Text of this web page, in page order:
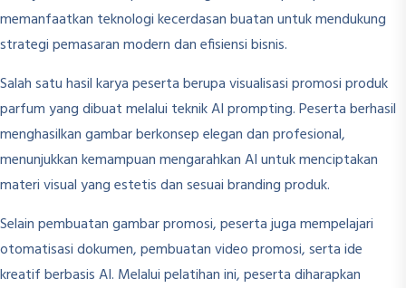
memanfaatkan teknologi kecerdasan buatan untuk mendukung
strategi pemasaran modern dan efisiensi bisnis.
Salah satu hasil karya peserta berupa visualisasi promosi produk
parfum yang dibuat melalui teknik AI prompting. Peserta berhasil
menghasilkan gambar berkonsep elegan dan profesional,
menunjukkan kemampuan mengarahkan AI untuk menciptakan
materi visual yang estetis dan sesuai branding produk.
Selain pembuatan gambar promosi, peserta juga mempelajari
otomatisasi dokumen, pembuatan video promosi, serta ide
kreatif berbasis AI. Melalui pelatihan ini, peserta diharapkan